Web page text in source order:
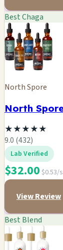
Best Chaga
North Spore
North
★★★★★
9.0 (432)
Lab Verified
$32.00 $0.53/
View Review
Best Blend